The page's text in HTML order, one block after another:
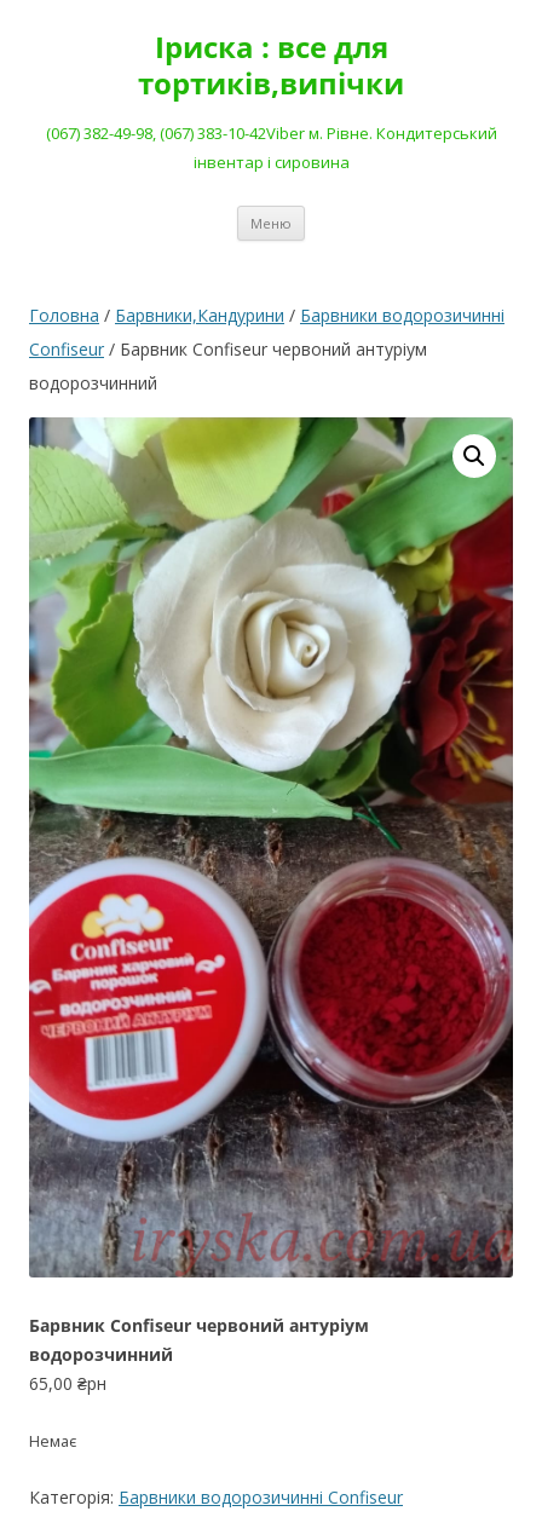
Іриска : все для
тортиків,випічки
(067) 382-49-98, (067) 383-10-42Viber м. Рівне. Кондитерський
інвентар і сировина
Меню
Головна / Барвники,Кандурини / Барвники водорозичинні
Confiseur / Барвник Confiseur червоний антуріум
водорозчинний
Барвник Confiseur червоний антуріум
водорозчинний
65,00 ₴рн
Немає
Категорія: Барвники водорозичинні Confiseur